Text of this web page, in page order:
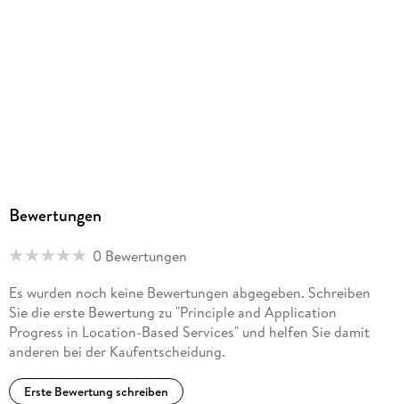
Bewertungen
0 Bewertungen
Es wurden noch keine Bewertungen abgegeben. Schreiben
Sie die erste Bewertung zu "Principle and Application
Progress in Location-Based Services" und helfen Sie damit
anderen bei der Kaufentscheidung.
Erste Bewertung schreiben